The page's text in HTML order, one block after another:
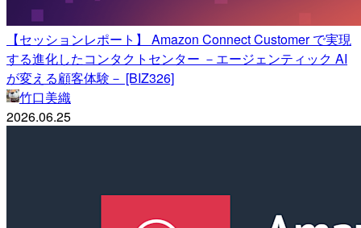
【セッションレポート】 Amazon Connect Customer で実現
する進化したコンタクトセンター －エージェンティック AI
が変える顧客体験－ [BIZ326]
竹口美織
2026.06.25